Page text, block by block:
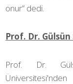
onur” dedi.
Prof. Dr.
Prof. Dr.